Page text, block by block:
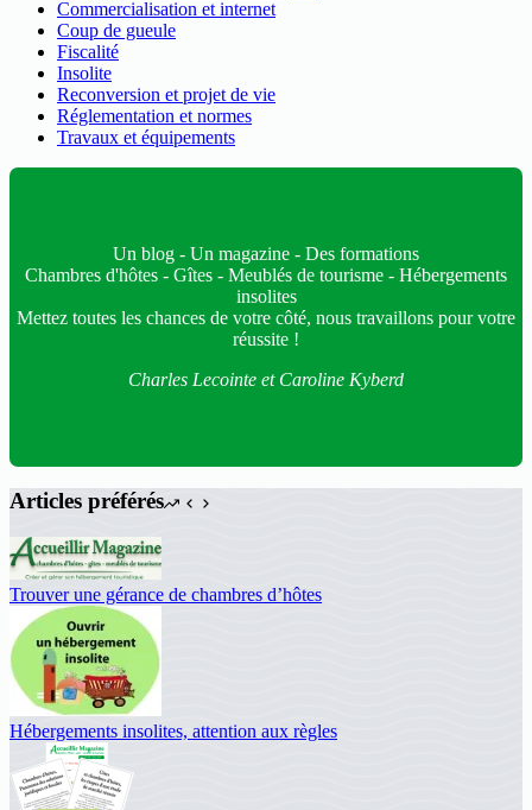
Commercialisation et internet
Coup de gueule
Fiscalité
Insolite
Reconversion et projet de vie
Réglementation et normes
Travaux et équipements
Un blog - Un magazine - Des formations
Chambres d'hôtes - Gîtes - Meublés de tourisme - Hébergements
insolites
Mettez toutes les chances de votre côté, nous travaillons pour votre
réussite !
Charles Lecointe et Caroline Kyberd
Articles préférés
Trouver une gérance de chambres d’hôtes
Hébergements insolites, attention aux règles